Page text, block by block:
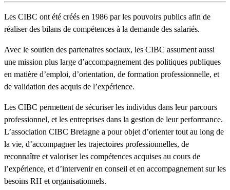
Les CIBC ont été créés en 1986 par les pouvoirs publics afin de
réaliser des bilans de compétences à la demande des salariés.
Avec le soutien des partenaires sociaux, les CIBC assument aussi
une mission plus large d’accompagnement des politiques publiques
en matière d’emploi, d’orientation, de formation professionnelle, et
de validation des acquis de l’expérience.
Les CIBC permettent de sécuriser les individus dans leur parcours
professionnel, et les entreprises dans la gestion de leur performance.
L’association CIBC Bretagne a pour objet d’orienter tout au long de
la vie, d’accompagner les trajectoires professionnelles, de
reconnaître et valoriser les compétences acquises au cours de
l’expérience, et d’intervenir en conseil et en accompagnement sur les
besoins RH et organisationnels.